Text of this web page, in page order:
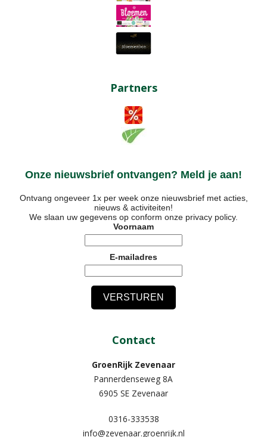
Partners
Onze nieuwsbrief ontvangen? Meld je aan!
Ontvang ongeveer 1x per week onze nieuwsbrief met acties,
nieuws & activiteiten!
We slaan uw gegevens op conform onze privacy policy.
Voornaam
E-mailadres
Contact
GroenRijk Zevenaar​
Pannerdenseweg 8A
6905 SE Zevenaar
0316-333538
info@zevenaar.groenrijk.nl